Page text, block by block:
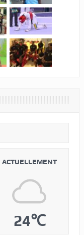
ACTUELLEMENT
24℃